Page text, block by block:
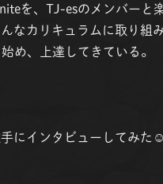
を、TJ-esのメンバーと
なカリキュラムに取り組
め、上達してきている。
にインタビューしてみた☺